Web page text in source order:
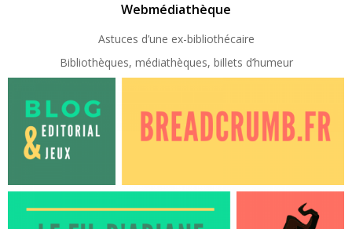
Webmédiathèque
Astuces d’une ex-bibliothécaire
Bibliothèques, médiathèques, billets d’humeur